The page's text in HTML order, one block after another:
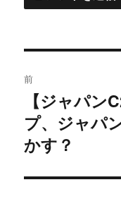
稿
ナ
ビ
ゲ
前
去
の
稿:
【ジャパン
プ、ジャパ
かす？